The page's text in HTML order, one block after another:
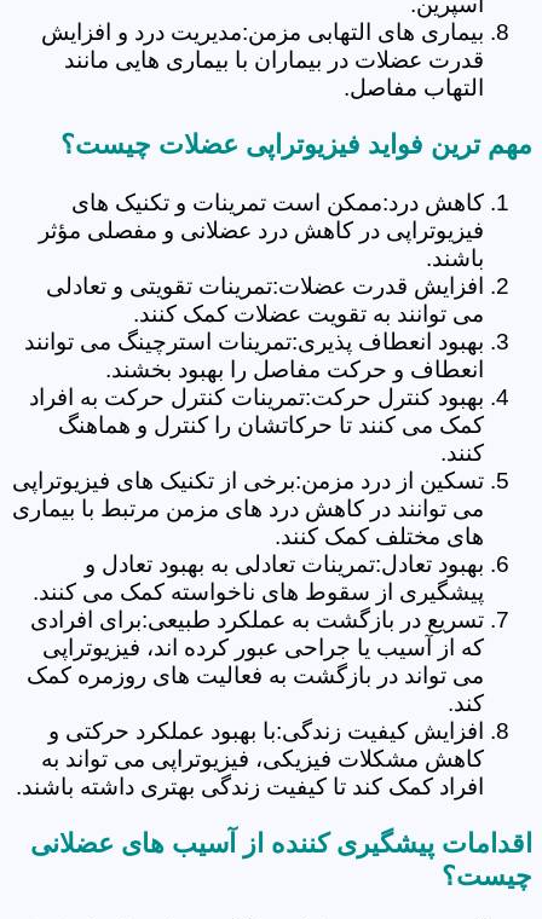
بیماری های التهابی مزمن:مدیریت درد و افزایش
قدرت عضلات در بیماران با بیماری هایی مانند
التهاب مفاصل.
مهم ترین فواید فیزیوتراپی عضلات چیست؟
کاهش درد:ممکن است تمرینات و تکنیک های
فیزیوتراپی در کاهش درد عضلانی و مفصلی مؤثر
باشند.
افزایش قدرت عضلات:تمرینات تقویتی و تعادلی
می توانند به تقویت عضلات کمک کنند.
بهبود انعطاف پذیری:تمرینات استرچینگ می توانند
انعطاف و حرکت مفاصل را بهبود بخشند.
بهبود کنترل حرکت:تمرینات کنترل حرکت به افراد
کمک می کنند تا حرکاتشان را کنترل و هماهنگ
کنند.
تسکین از درد مزمن:برخی از تکنیک های فیزیوتراپی
می توانند در کاهش درد های مزمن مرتبط با بیماری
های مختلف کمک کنند.
بهبود تعادل:تمرینات تعادلی به بهبود تعادل و
پیشگیری از سقوط های ناخواسته کمک می کنند.
تسریع در بازگشت به عملکرد طبیعی:برای افرادی
که از آسیب یا جراحی عبور کرده اند، فیزیوتراپی
می تواند در بازگشت به فعالیت های روزمره کمک
کند.
افزایش کیفیت زندگی:با بهبود عملکرد حرکتی و
کاهش مشکلات فیزیکی، فیزیوتراپی می تواند به
افراد کمک کند تا کیفیت زندگی بهتری داشته باشند.
اقدامات پیشگیری کننده از آسیب های عضلانی
چیست؟